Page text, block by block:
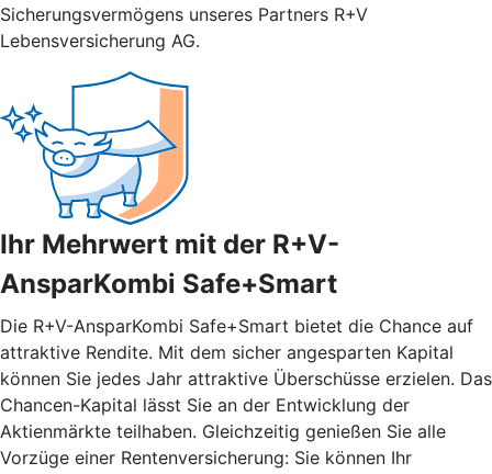
Sicherungsvermögens unseres Partners R+V
Lebensversicherung AG.
Ihr Mehrwert mit der R+V-
AnsparKombi Safe+Smart
Die R+V-AnsparKombi Safe+Smart bietet die Chance auf
attraktive Rendite. Mit dem sicher angesparten Kapital
können Sie jedes Jahr attraktive Überschüsse erzielen. Das
Chancen-Kapital lässt Sie an der Entwicklung der
Aktienmärkte teilhaben. Gleichzeitig genießen Sie alle
Vorzüge einer Rentenversicherung: Sie können Ihr